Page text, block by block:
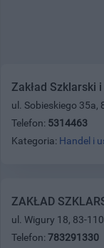
Zakład Szklarski
ul. Sobieskiego 35a,
Telefon: 5314463
Kategoria: Handel i
ZAKŁAD
ul. Wigury 18, 83-
Telefon: 783291330